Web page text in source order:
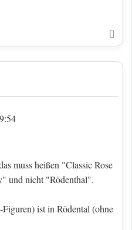
muss heißen "Classic Rose
und nicht "Rödenthal".
ist in Rödental (ohne